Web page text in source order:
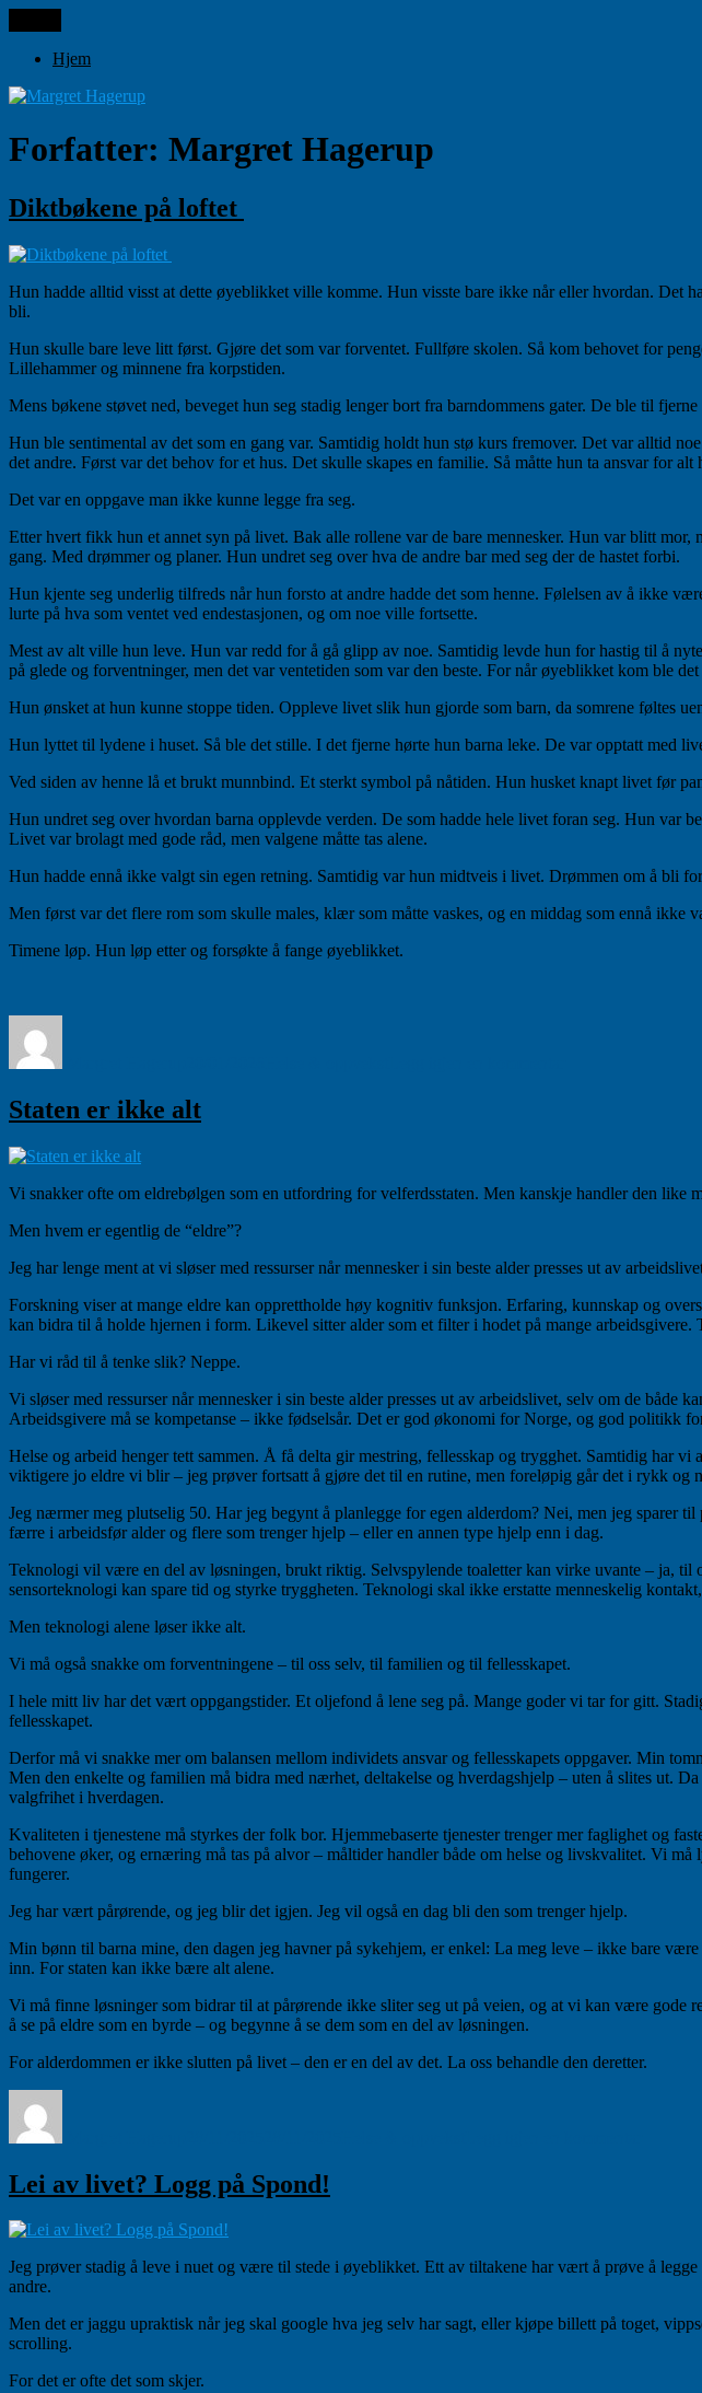
til
innhold
Margret Hagerup
Hjem
Forfatter: Margret Hagerup
Diktbøkene på loftet
Hun hadde alltid visst at dette øyeblikket ville komme. Hun visste bare ikke når eller hvordan. Det
bli.
Hun skulle bare leve litt først. Gjøre det som var forventet. Fullføre skolen. Så kom behovet for
Lillehammer og minnene fra korpstiden.
Mens bøkene støvet ned, beveget hun seg stadig lenger bort fra barndommens gater. De ble til
Hun ble sentimental av det som en gang var. Samtidig holdt hun stø kurs fremover. Det var alltid
det andre. Først var det behov for et hus. Det skulle skapes en familie. Så måtte hun ta ansvar for alt
Det var en oppgave man ikke kunne legge fra seg.
Etter hvert fikk hun et annet syn på livet. Bak alle rollene var de bare mennesker. Hun var blitt
gang. Med drømmer og planer. Hun undret seg over hva de andre bar med seg der de hastet forbi.
Hun kjente seg underlig tilfreds når hun forsto at andre hadde det som henne. Følelsen av å ikke
lurte på hva som ventet ved endestasjonen, og om noe ville fortsette.
Mest av alt ville hun leve. Hun var redd for å gå glipp av noe. Samtidig levde hun for hastig til å
på glede og forventninger, men det var ventetiden som var den beste. For når øyeblikket kom ble
Hun ønsket at hun kunne stoppe tiden. Oppleve livet slik hun gjorde som barn, da somrene føltes
Hun lyttet til lydene i huset. Så ble det stille. I det fjerne hørte hun barna leke. De var opptatt med
Ved siden av henne lå et brukt munnbind. Et sterkt symbol på nåtiden. Hun husket knapt livet før
Hun undret seg over hvordan barna opplevde verden. De som hadde hele livet foran seg. Hun
Livet var brolagt med gode råd, men valgene måtte tas alene.
Hun hadde ennå ikke valgt sin egen retning. Samtidig var hun midtveis i livet. Drømmen om å bli
Men først var det flere rom som skulle males, klær som måtte vaskes, og en middag som ennå ikke
Timene løp. Hun løp etter og forsøkte å fange øyeblikket.
Staten er ikke alt
Vi snakker ofte om eldrebølgen som en utfordring for velferdsstaten. Men kanskje handler den like
Men hvem er egentlig de “eldre”?
Jeg har lenge ment at vi sløser med ressurser når mennesker i sin beste alder presses ut av
Forskning viser at mange eldre kan opprettholde høy kognitiv funksjon. Erfaring, kunnskap og
kan bidra til å holde hjernen i form. Likevel sitter alder som et filter i hodet på mange
Har vi råd til å tenke slik? Neppe.
Vi sløser med ressurser når mennesker i sin beste alder presses ut av arbeidslivet, selv om de
Arbeidsgivere må se kompetanse – ikke fødselsår. Det er god økonomi for Norge, og god politikk
Helse og arbeid henger tett sammen. Å få delta gir mestring, fellesskap og trygghet. Samtidig har
viktigere jo eldre vi blir – jeg prøver fortsatt å gjøre det til en rutine, men foreløpig går det i rykk og
Jeg nærmer meg plutselig 50. Har jeg begynt å planlegge for egen alderdom? Nei, men jeg sparer
færre i arbeidsfør alder og flere som trenger hjelp – eller en annen type hjelp enn i dag.
Teknologi vil være en del av løsningen, brukt riktig. Selvspylende toaletter kan virke uvante – ja,
sensorteknologi kan spare tid og styrke tryggheten. Teknologi skal ikke erstatte menneskelig
Men teknologi alene løser ikke alt.
Vi må også snakke om forventningene – til oss selv, til familien og til fellesskapet.
I hele mitt liv har det vært oppgangstider. Et oljefond å lene seg på. Mange goder vi tar for gitt.
fellesskapet.
Derfor må vi snakke mer om balansen mellom individets ansvar og fellesskapets oppgaver. Min
Men den enkelte og familien må bidra med nærhet, deltakelse og hverdagshjelp – uten å slites ut.
valgfrihet i hverdagen.
Kvaliteten i tjenestene må styrkes der folk bor. Hjemmebaserte tjenester trenger mer faglighet og
behovene øker, og ernæring må tas på alvor – måltider handler både om helse og livskvalitet. Vi
fungerer.
Jeg har vært pårørende, og jeg blir det igjen. Jeg vil også en dag bli den som trenger hjelp.
Min bønn til barna mine, den dagen jeg havner på sykehjem, er enkel: La meg leve – ikke bare
inn. For staten kan ikke bære alt alene.
Vi må finne løsninger som bidrar til at pårørende ikke sliter seg ut på veien, og at vi kan være gode
å se på eldre som en byrde – og begynne å se dem som en del av løsningen.
For alderdommen er ikke slutten på livet – den er en del av det. La oss behandle den deretter.
Lei av livet? Logg på Spond!
Jeg prøver stadig å leve i nuet og være til stede i øyeblikket. Ett av tiltakene har vært å prøve å
andre.
Men det er jaggu upraktisk når jeg skal google hva jeg selv har sagt, eller kjøpe billett på toget,
scrolling.
For det er ofte det som skjer.